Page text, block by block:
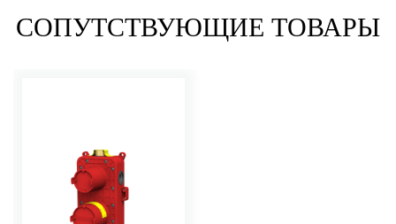
СОПУТСТВУЮЩИЕ ТОВАРЫ